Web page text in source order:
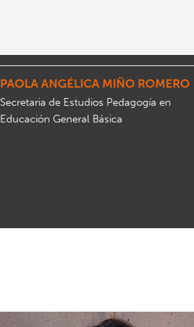
PAOLA ANGÉLICA MIÑO ROMERO
Secretaria de Estudios Pedagogía en
Educación General Básica